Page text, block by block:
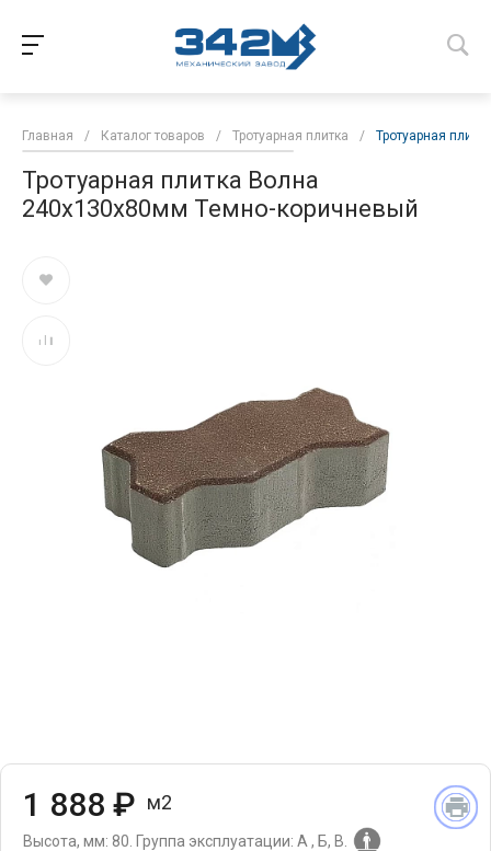
Главная / Каталог товаров / Тротуарная плитка / Тротуарная
Тротуарная плитка Волна
240х130х80мм Темно-коричневый
1 888 ₽ м2
Высота, мм: 80. Группа эксплуатации: А , Б, В.